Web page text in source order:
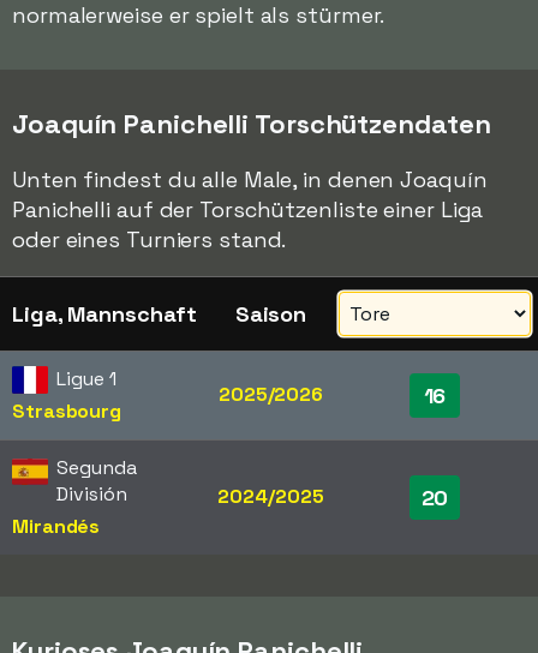
normalerweise er spielt als stürmer.
Joaquín Panichelli Torschützendaten
Unten findest du alle Male, in denen Joaquín
Panichelli auf der Torschützenliste einer Liga
oder eines Turniers stand.
Liga, Mannschaft Saison
Ligue 1
Strasbourg
2025/2026 16
Segunda
División
Mirandés
2024/2025 20